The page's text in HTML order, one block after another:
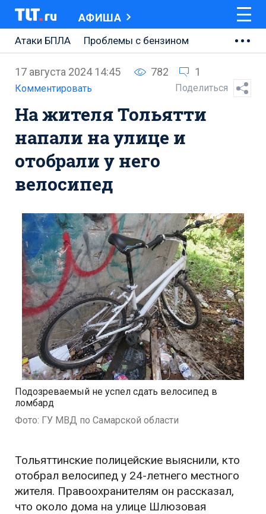
АФИША
Атаки БПЛА
Проблемы с бензином
Ремонт Центральной площади
Ремонт Обводного шоссе
Набережная Тольятти
Неделя Тольятти
17 августа 2024 14:45 782 1
Комментировать Поделиться
На жителя Тольятти
напали на улице и
отобрали у него
велосипед
Подозреваемый не успел сдать велосипед в
ломбард
Фото: ГУ МВД по Самарской области
Тольяттинские полицейские выяснили, кто
отобрал велосипед у 24-летнего местного
жителя. Правоохранителям он рассказал,
что около дома на улице Шлюзовая